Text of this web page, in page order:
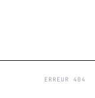
ERREUR 404